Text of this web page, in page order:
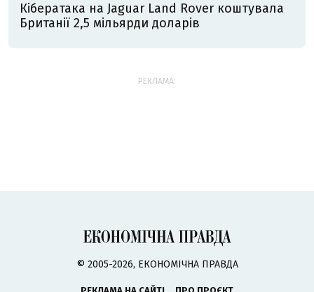
Кібератака на Jaguar Land Rover коштувала
Британії 2,5 мільярди доларів
РЕКЛАМА:
© 2005-2026, ЕКОНОМІЧНА ПРАВДА